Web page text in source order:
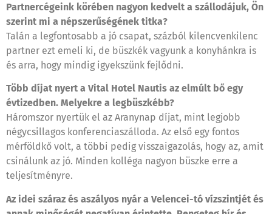
Partnercégeink körében nagyon kedvelt a szállodájuk, Ön
szerint mi a népszerűségének titka?
Talán a legfontosabb a jó csapat, százból kilencvenkilenc
partner ezt emeli ki, de büszkék vagyunk a konyhánkra is
és arra, hogy mindig igyekszünk fejlődni.
Több díjat nyert a Vital Hotel Nautis az elmúlt bő egy
évtizedben. Melyekre a legbüszkébb?
Háromszor nyertük el az Aranynap díjat, mint legjobb
négycsillagos konferenciaszálloda. Az első egy fontos
mérföldkő volt, a többi pedig visszaigazolás, hogy az, amit
csinálunk az jó. Minden kolléga nagyon büszke erre a
teljesítményre.
Az idei száraz és aszályos nyár a Velencei-tó vízszintjét és